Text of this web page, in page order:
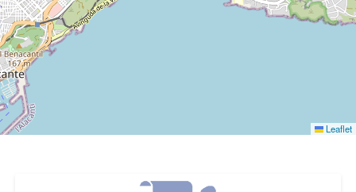
Leaflet